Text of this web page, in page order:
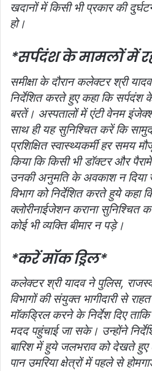
खदानों में किसी भी प्रकार की
हो।
*सर्पदंश के मामलों में
समीक्षा के दौरान कलेक्‍टर श्री
निर्देशित करते हुए कहा कि सर्पदंश
बरतें। अस्‍पतालों में एंटी वेनम
साथ ही यह सुनिश्चित करें कि
प्रशिक्षित स्‍वास्‍थ्‍यकर्मी हर समय
किया कि किसी भी डॉक्‍टर और
उनकी अनुमति के अवकाश न दिया
विभाग को निर्देशित करते हुये कहा
क्‍लोरीनाईजेशन कराना सुनिश्चित
कोई भी व्यक्ति बीमार न पड़े।
*करें मॉक ड्रिल*
कलेक्‍टर श्री यादव ने पुलिस,
विभागों की संयुक्‍त भागीदारी से
मॉकड्रिल करने के निर्देश दिए
मदद पहुंचाई जा सके। उन्‍होंने
बारिश में हुये जलभराव को देखते हुए
पान उमरिया क्षेत्रों में पहले से